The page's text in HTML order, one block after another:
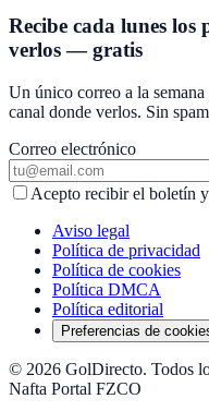
Recibe cada lunes
verlos — gratis
Un único correo a la
canal donde verlos. Sin
Correo electrónico
Acepto recibir el boletín
Aviso legal
Política de privacidad
Política de cookies
Política DMCA
Política editorial
Preferencias de
© 2026 GolDirecto. Todos
Nafta Portal FZCO